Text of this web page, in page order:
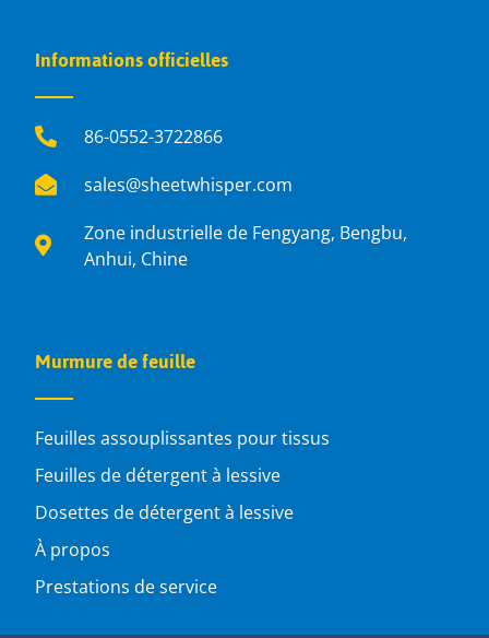
Informations officielles
86-0552-3722866
sales@sheetwhisper.com
Zone industrielle de Fengyang, Bengbu,
Anhui, Chine
Murmure de feuille
Feuilles assouplissantes pour tissus
Feuilles de détergent à lessive
Dosettes de détergent à lessive
À propos
Prestations de service